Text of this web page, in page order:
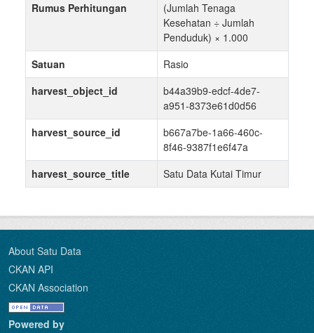
Rumus Perhitungan
(Jumlah Tenaga
Kesehatan ÷ Jumlah
Penduduk) × 1.000
Satuan
Rasio
harvest_object_id
b44a39b9-edcf-4de7-
a951-8373e61d0d56
harvest_source_id
b667a7be-1a66-460c-
8f46-9387f1e6f47a
harvest_source_title
Satu Data Kutai Timur
About Satu Data
CKAN API
CKAN Association
Powered by